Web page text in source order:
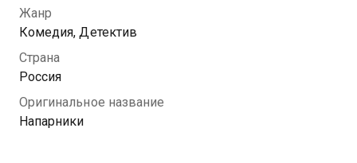
Титову не удается, хотя они постоянно попадают в
разные передряги. Более того, оперативник несет
за них ответственность и успевает многому
научиться у никудышных напарников.
Посмотреть онлайн 1 сезон сериала Напарники вы
можете совершенно бесплатно в хорошем HD
Жанр
Комедия, Детектив
Страна
Россия
Оригинальное название
Напарники